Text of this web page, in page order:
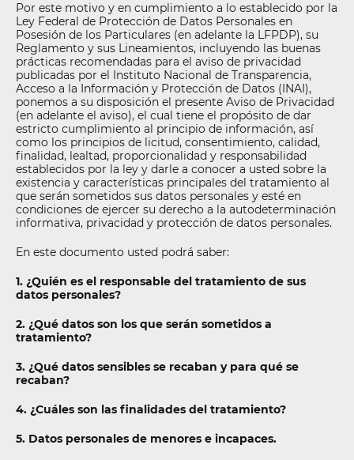
Por este motivo y en cumplimiento a lo establecido por la
Ley Federal de Protección de Datos Personales en
Posesión de los Particulares (en adelante la LFPDP), su
Reglamento y sus Lineamientos, incluyendo las buenas
prácticas recomendadas para el aviso de privacidad
publicadas por el Instituto Nacional de Transparencia,
Acceso a la Información y Protección de Datos (INAI),
ponemos a su disposición el presente Aviso de Privacidad
(en adelante el aviso), el cual tiene el propósito de dar
estricto cumplimiento al principio de información, así
como los principios de licitud, consentimiento, calidad,
finalidad, lealtad, proporcionalidad y responsabilidad
establecidos por la ley y darle a conocer a usted sobre la
existencia y características principales del tratamiento al
que serán sometidos sus datos personales y esté en
condiciones de ejercer su derecho a la autodeterminación
informativa, privacidad y protección de datos personales.
En este documento usted podrá saber:
1. ¿Quién es el responsable del tratamiento de sus
datos personales?
2. ¿Qué datos son los que serán sometidos a
tratamiento?
3. ¿Qué datos sensibles se recaban y para qué se
recaban?
4. ¿Cuáles son las finalidades del tratamiento?
5. Datos personales de menores e incapaces.